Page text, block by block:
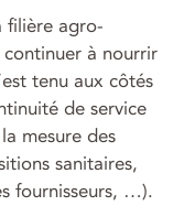
filière agro-
continuer à nourrir
tenu aux côtés
de service
mesure des
sanitaires,
fournisseurs, …).